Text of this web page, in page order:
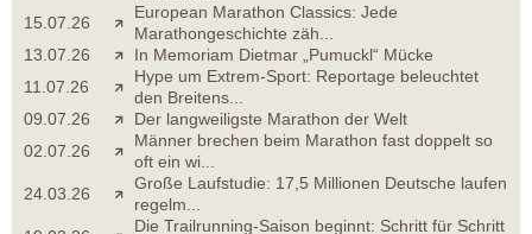
15.07.26
European Marathon Classics: Jede
Marathongeschichte zäh...
13.07.26
In Memoriam Dietmar „Pumuckl“ Mücke
11.07.26
Hype um Extrem-Sport: Reportage beleuchtet
den Breitens...
09.07.26
Der langweiligste Marathon der Welt
02.07.26
Männer brechen beim Marathon fast doppelt so
oft ein wi...
24.03.26
Große Laufstudie: 17,5 Millionen Deutsche laufen
regelm...
Die Trailrunning-Saison beginnt: Schritt für Schritt